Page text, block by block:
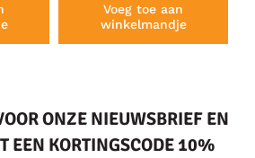
Voeg toe aan
winkelmandje
ONZE NIEUWSBRIEF EN
EEN KORTINGSCODE 10%